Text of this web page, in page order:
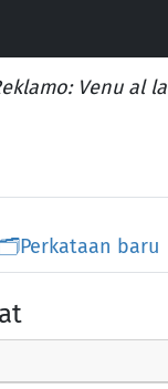
Venu al la
🗂️Perkataan baru